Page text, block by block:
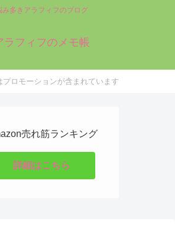
み多きアラフィフのブログ
ラフィフのメモ帳
プロモーションが含まれています
売れ筋ランキング
詳細はこちら